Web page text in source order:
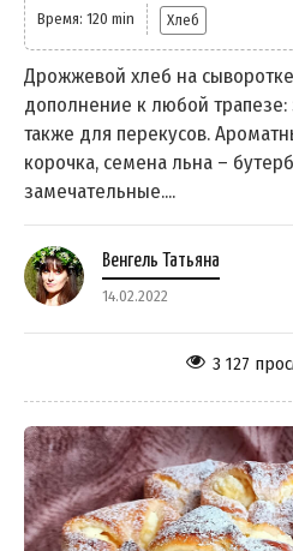
Время: 120 min Хлеб
Дрожжевой хлеб на
дополнение к любой трапезе:
также для перекусов.
корочка, семена льна –
замечательные....
Венгель Татьяна
14.02.2022
3 127